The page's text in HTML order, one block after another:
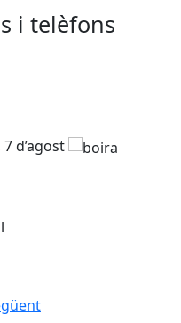
i telèfons
d’agost